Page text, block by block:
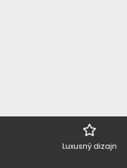
Luxusný dizajn